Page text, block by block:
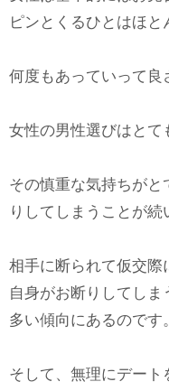
ピンとくるひとはほと
何度もあっていって良
女性の男性選びはとて
その慎重な気持ちが
りしてしまうことが続
相手に断られて仮交
自身がお断りしてし
多い傾向にあるのです。
そして、無理にデー